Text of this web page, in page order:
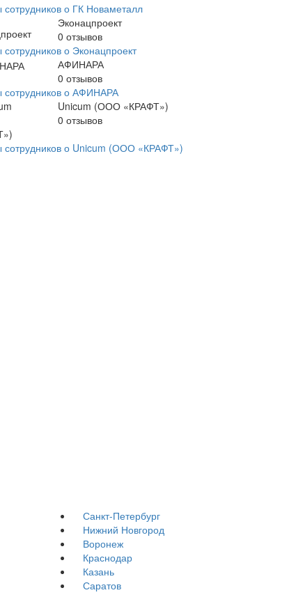
о ГК Новаметалл
Эконацпроект
0 отзывов
о Эконацпроект
АФИНАРА
0 отзывов
сотрудников о АФИНАРА
Unicum (ООО «КРАФТ»)
0 отзывов
сотрудников о Unicum (ООО «КРАФТ»)
Санкт-Петербург
Нижний Новгород
Воронеж
Краснодар
Казань
Саратов